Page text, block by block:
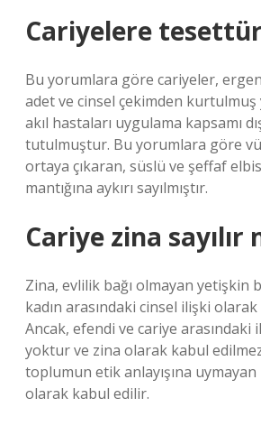
Cariyelere
Bu yorumlara göre cariyeler,
adet ve cinsel çekimden kurtulmuş
akıl hastaları uygulama kapsamı
tutulmuştur. Bu yorumlara göre
ortaya çıkaran, süslü ve şeffaf
mantığına aykırı sayılmıştır.
Cariye zina sayılır
Zina, evlilik bağı olmayan yetişkin
kadın arasındaki cinsel ilişki olarak
Ancak, efendi ve cariye arasındaki
yoktur ve zina olarak kabul
toplumun etik anlayışına
olarak kabul edilir.